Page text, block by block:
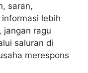
saran,
lebih
jangan ragu
saluran di
merespons